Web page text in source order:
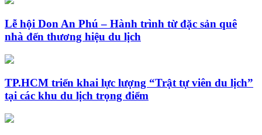
Lễ hội Don An Phú – Hành trình từ đặc sản quê
nhà đến thương hiệu du lịch
TP.HCM triển khai lực lượng “Trật tự viên du lịch”
tại các khu du lịch trọng điểm